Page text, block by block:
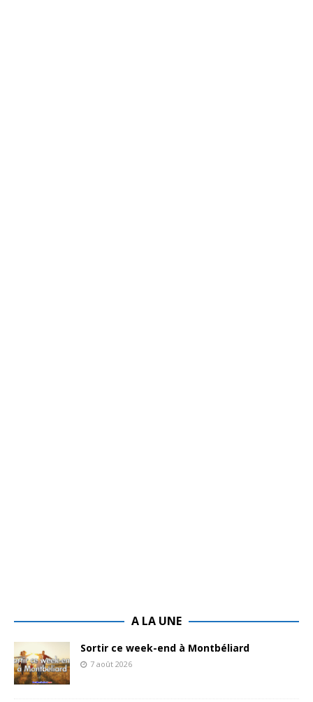
A LA UNE
Sortir ce week-end à Montbéliard
7 août 2026